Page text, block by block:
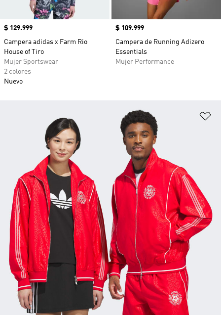
Precio
$ 129.999
Campera adidas x Farm Rio
House of Tiro
Mujer Sportswear
2 colores
Nuevo
Precio
$ 109.999
Campera de Running Adizero
Essentials
Mujer Performance